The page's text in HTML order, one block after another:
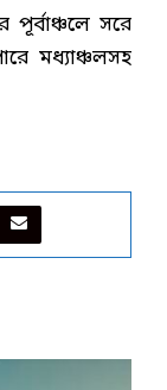
সরে
মধ্যাঞ্চলসহ